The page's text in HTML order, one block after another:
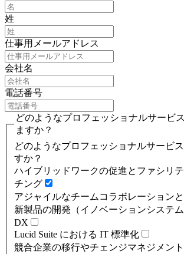
姓
仕事用メールアドレス
会社名
電話番号
どのようなプロフェッショナルサービ
ますか？
どのようなプロフェッショナルサービ
すか？
ハイブリッドワークの促進とファシリ
チング
アジャイルなチームコラボレーション
新製品の開発（イノベーションシステム
DX
Lucid Suite における IT 標準化
競合企業の移行やチェンジマネジメント